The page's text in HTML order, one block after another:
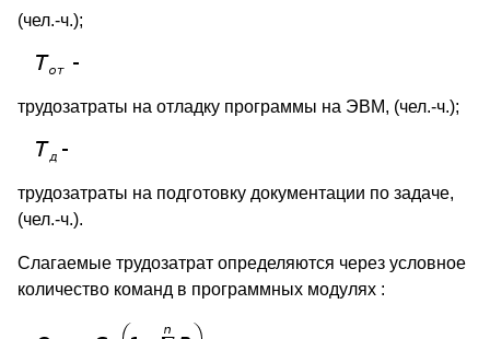
(чел.-ч.);
трудозатраты на отладку программы на ЭВМ, (чел.-ч.);
трудозатраты на подготовку документации по задаче,
(чел.-ч.).
Слагаемые трудозатрат определяются через условное
количество команд в программных модулях :